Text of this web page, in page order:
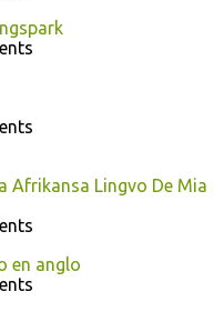
Afrikansa Lingvo De Mia
en anglo